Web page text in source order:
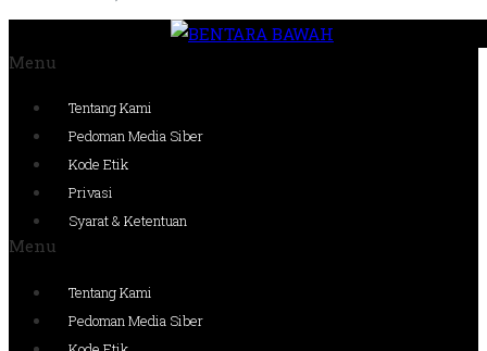
Menu
Tentang Kami
Pedoman Media Siber
Kode Etik
Privasi
Syarat & Ketentuan
Menu
Tentang Kami
Pedoman Media Siber